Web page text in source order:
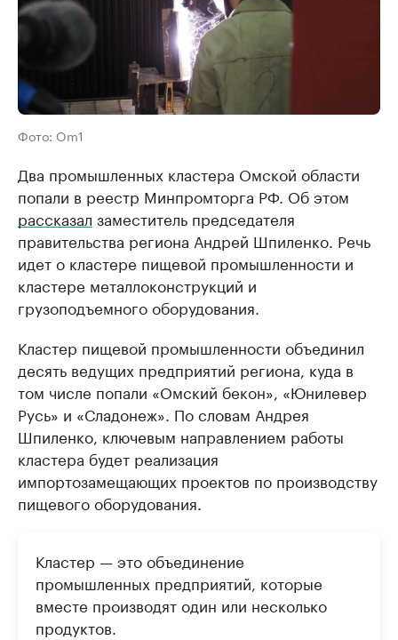
Фото: Om1
Два промышленных кластера Омской области
попали в реестр Минпромторга РФ. Об этом
рассказал заместитель председателя
правительства региона Андрей Шпиленко. Речь
идет о кластере пищевой промышленности и
кластере металлоконструкций и
грузоподъемного оборудования.
Кластер пищевой промышленности объединил
десять ведущих предприятий региона, куда в
том числе попали «Омский бекон», «Юнилевер
Русь» и «Сладонеж». По словам Андрея
Шпиленко, ключевым направлением работы
кластера будет реализация
импортозамещающих проектов по производству
пищевого оборудования.
Кластер — это объединение
промышленных предприятий, которые
вместе производят один или несколько
продуктов.